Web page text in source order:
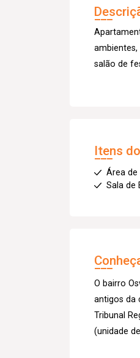
salão de
Itens
Área de
Sala de
O bairro
antigos da
Tribunal
(unidade